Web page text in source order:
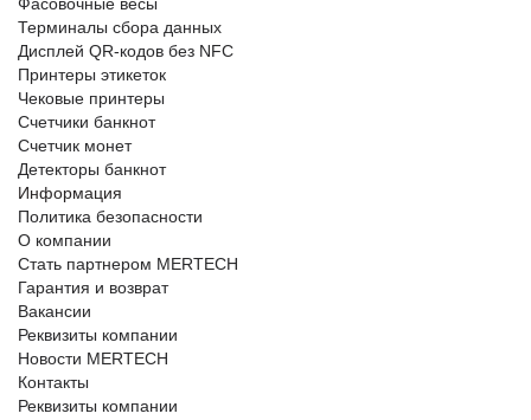
Фасовочные весы
Терминалы сбора данных
Дисплей QR-кодов без NFC
Принтеры этикеток
Чековые принтеры
Счетчики банкнот
Счетчик монет
Детекторы банкнот
Информация
Политика безопасности
О компании
Стать партнером MERTECH
Гарантия и возврат
Вакансии
Реквизиты компании
Новости MERTECH
Контакты
Реквизиты компании